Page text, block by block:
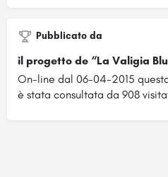
Pubblicato da
il progetto de “La Valigia
On-line dal 06-04-2015
è stata consultata da 908